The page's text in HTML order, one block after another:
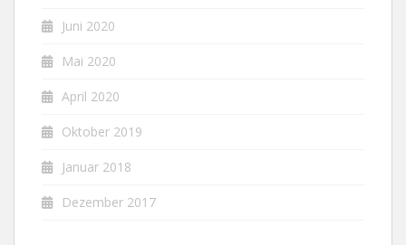
Juni 2020
Mai 2020
April 2020
Oktober 2019
Januar 2018
Dezember 2017